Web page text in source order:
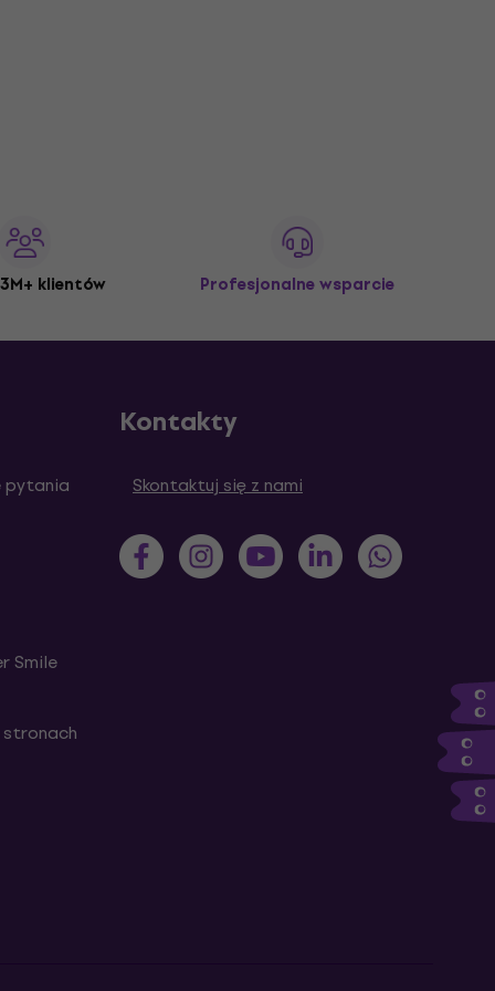
klientów Profesjonalne wsparcie
pytania
Smile
stronach
Kontakty
Skontaktuj się z nami